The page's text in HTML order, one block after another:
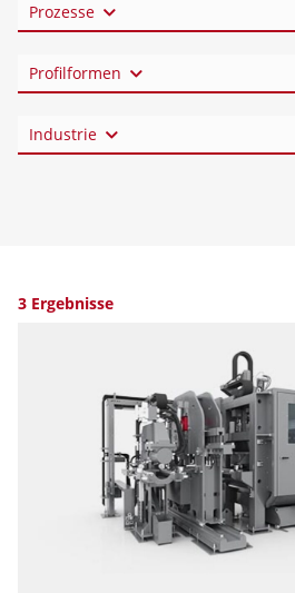
Prozesse
Profilformen
Industrie
3 Ergebnisse